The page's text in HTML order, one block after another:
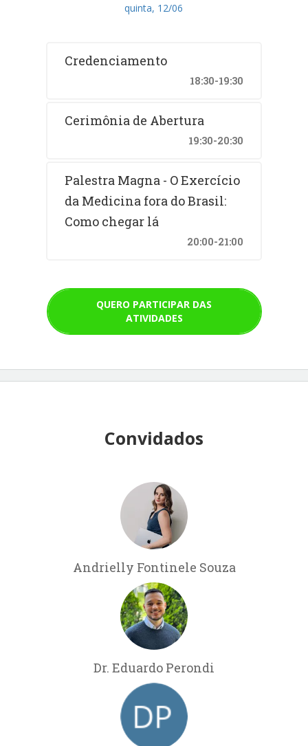
quinta, 12/06
Credenciamento
18:30-19:30
Cerimônia de Abertura
19:30-20:30
Palestra Magna - O Exercício
da Medicina fora do Brasil:
Como chegar lá
20:00-21:00
QUERO PARTICIPAR DAS
ATIVIDADES
Convidados
Andrielly Fontinele Souza
Dr. Eduardo Perondi